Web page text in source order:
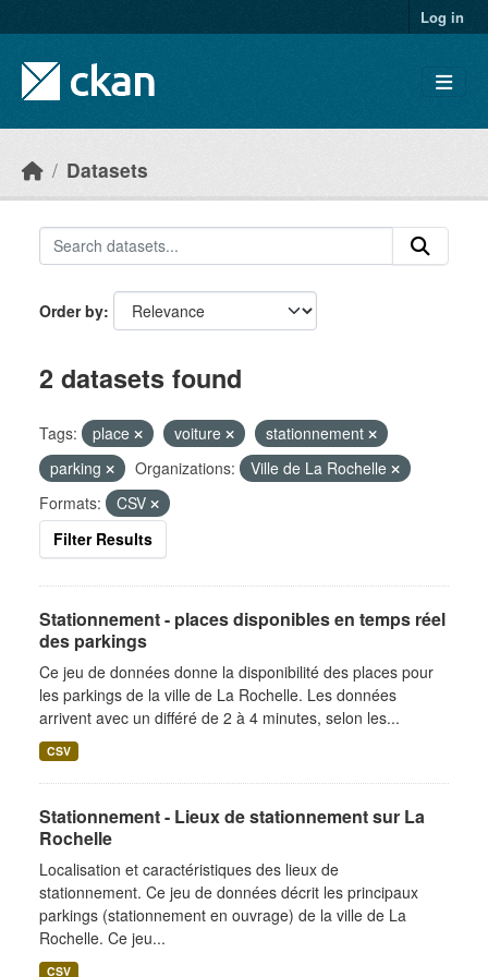
Log in
Datasets
Order by
2 datasets found
Tags: place voiture
stationnement
parking
Organizations:
Ville de La Rochelle
Formats:
CSV
Filter Results
Stationnement - places disponibles en temps réel
des parkings
Ce jeu de données donne la disponibilité des places pour
les parkings de la ville de La Rochelle. Les données
arrivent avec un différé de 2 à 4 minutes, selon les...
CSV
Stationnement - Lieux de stationnement sur La
Rochelle
Localisation et caractéristiques des lieux de
stationnement. Ce jeu de données décrit les principaux
parkings (stationnement en ouvrage) de la ville de La
Rochelle. Ce jeu...
CSV